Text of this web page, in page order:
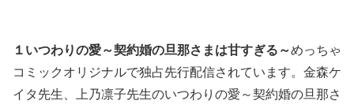
１いつわりの愛～契約婚の旦那さまは甘すぎる～めっちゃ
コミックオリジナルで独占先行配信されています。金森ケ
イタ先生、上乃凛子先生のいつわりの愛～契約婚の旦那さ